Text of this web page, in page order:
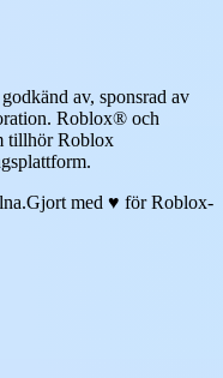
av, sponsrad av
Roblox® och
tillhör Roblox
Gjort med ♥ för Roblox-